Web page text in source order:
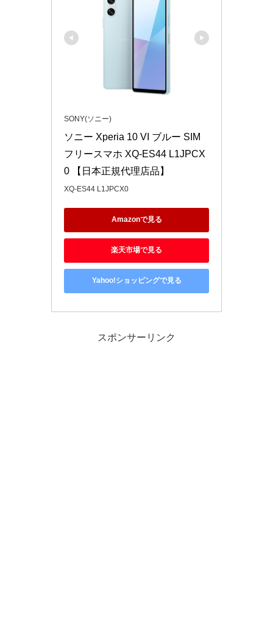
SONY(ソニー)
ソニー Xperia 10 VI ブルー SIM
フリースマホ XQ-ES44 L1JPCX
0 【日本正規代理店品】
XQ-ES44 L1JPCX0
Amazonで見る
楽天市場で見る
Yahoo!ショッピングで見る
スポンサーリンク